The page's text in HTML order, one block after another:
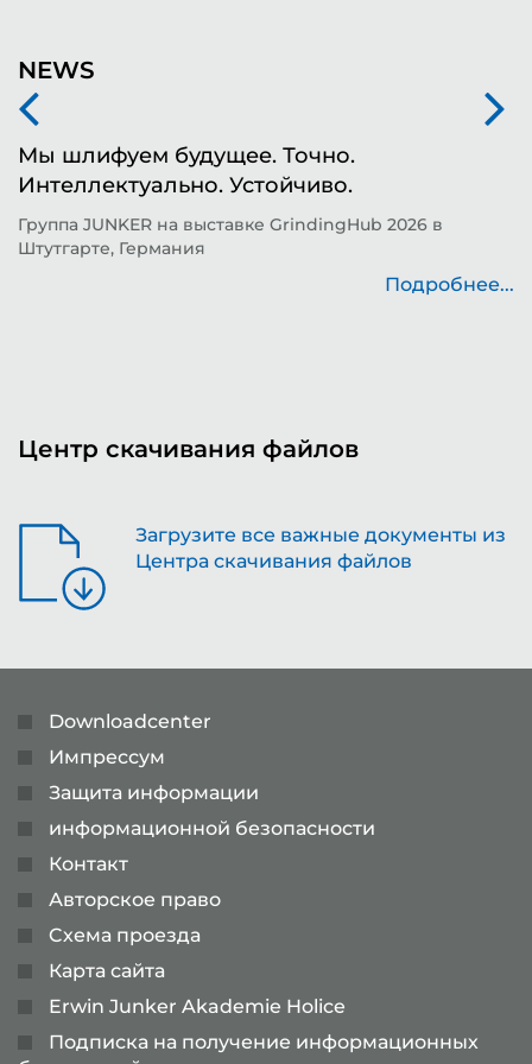
NEWS
Мы шлифуем будущее. Точно.
Интеллектуально. Устойчиво.
Группа JUNKER на выставке GrindingHub 2026 в
Штутгарте, Германия
Подробнее...
Центр скачивания файлов
Загрузите все важные документы из
Центра скачивания файлов
Downloadcenter
Импрессум
Защита информации
информационной безопасности
Контакт
Авторское право
Cхема проезда
Карта сайта
Erwin Junker Akademie Holice
Подписка на получение информационных